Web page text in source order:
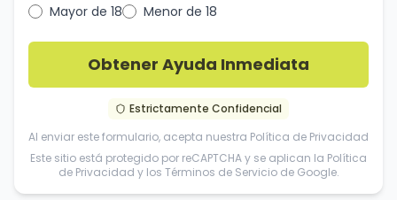
Mayor de 18
Menor de 18
Obtener Ayuda Inmediata
Estrictamente Confidencial
Al enviar este formulario, acepta nuestra Política de Privacidad
Este sitio está protegido por reCAPTCHA y se aplican la Política
de Privacidad y los Términos de Servicio de Google.